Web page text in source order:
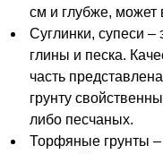
см и глубже, может
Суглинки, супеси –
глины и песка.
часть
грунту
либо песчаных.
Торфяные грунты –